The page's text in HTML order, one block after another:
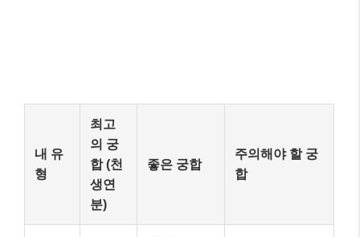
내 유
형
최고
의 궁
합 (천
생연
분)
좋은 궁합
주의해야 할 궁
합